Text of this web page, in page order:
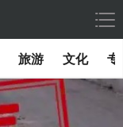
旅游 文化 专